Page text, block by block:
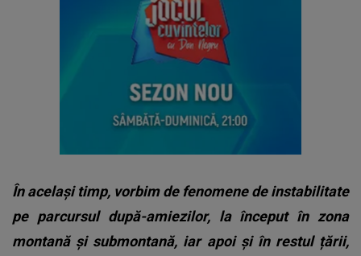
În același timp, vorbim de fenomene de instabilitate
pe parcursul după-amiezilor, la început în zona
montană și submontană, iar apoi și în restul țării,